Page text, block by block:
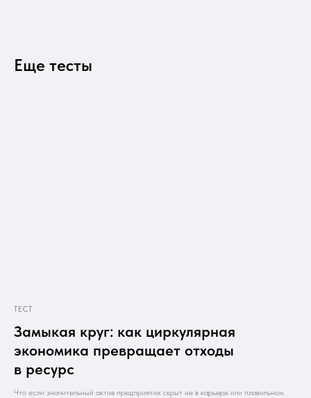
Еще тесты
ТЕСТ
Замыкая круг: как циркулярная
экономика превращает отходы
в ресурс
Что если значительный актив предприятия скрыт не в карьере или плавильном